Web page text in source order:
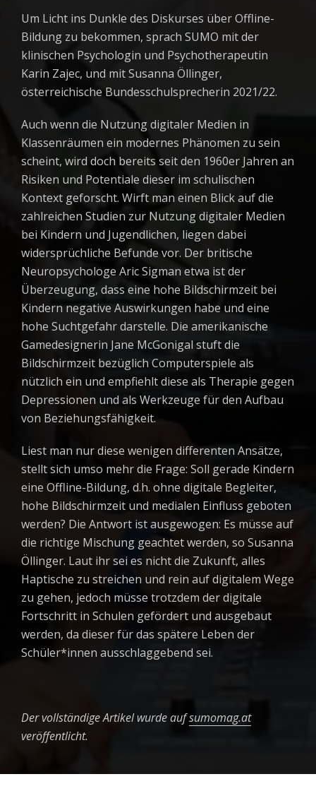
Um Licht ins Dunkle des Diskurses über Offline-
Bildung zu bekommen, sprach SUMO mit der
klinischen Psychologin und Psychotherapeutin
Karin Zajec, und mit Susanna Öllinger,
österreichische Bundesschulsprecherin 2021/22.
Auch wenn die Nutzung digitaler Medien in
Klassenräumen ein modernes Phänomen zu sein
scheint, wird doch bereits seit den 1960er Jahren an
Risiken und Potentiale dieser im schulischen
Kontext geforscht. Wirft man einen Blick auf die
zahlreichen Studien zur Nutzung digitaler Medien
bei Kindern und Jugendlichen, liegen dabei
widersprüchliche Befunde vor. Der britische
Neuropsychologe Aric Sigman etwa ist der
Überzeugung, dass eine hohe Bildschirmzeit bei
Kindern negative Auswirkungen habe und eine
hohe Suchtgefahr darstelle. Die amerikanische
Gamedesignerin Jane McGonigal stuftdie
Bildschirmzeit bezüglich Computerspiele als
nützlich ein und empfiehlt diese als Therapie gegen
Depressionen und als Werkzeuge für den Aufbau
von Beziehungsfähigkeit.
Liest man nur diese wenigen differenten Ansätze,
stellt sich umso mehr die Frage: Soll gerade Kindern
eine Offline-Bildung, d.h. ohne digitale Begleiter,
hohe Bildschirmzeit und medialen Einfluss geboten
werden? Die Antwort ist ausgewogen: Es müsse auf
die richtige Mischung geachtet werden, so Susanna
Öllinger. Laut ihr sei es nicht die Zukunft, alles
Haptische zu streichen und rein auf digitalem Wege
zu gehen, jedoch müsse trotzdem der digitale
Fortschritt in Schulen gefördert und ausgebaut
werden, da dieser für das spätere Leben der
Schüler*innen ausschlaggebend sei.
Der vollständige Artikel wurde aufsumomag.at
veröffentlicht.